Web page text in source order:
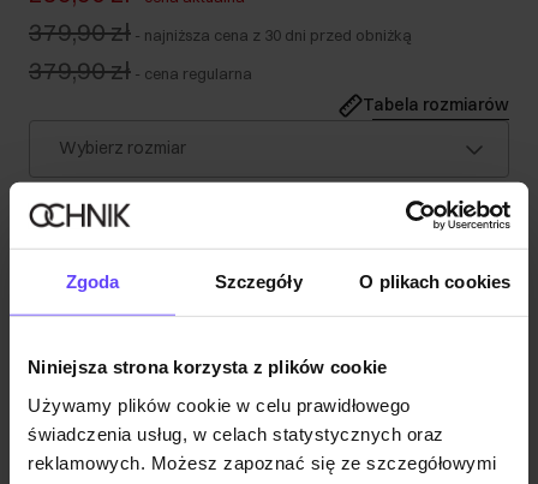
Zgoda Szczegóły O plikach cookies
Niniejsza strona korzysta z plików cookie
Używamy plików cookie w celu prawidłowego
świadczenia usług, w celach statystycznych oraz
reklamowych. Możesz zapoznać się ze szczegółowymi
379,90 zł - najniższa cena z 30 dni przed obniżką
379,90 zł - cena regularna
Tabela rozmiarów
Wybierz rozmiar
Opis produktu
Szczegóły
Opinie